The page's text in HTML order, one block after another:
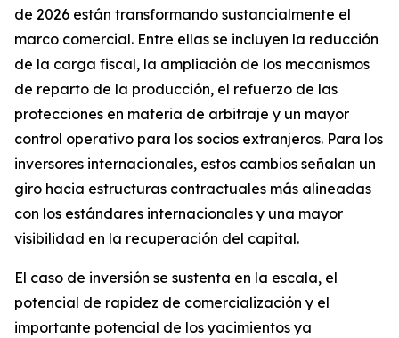
de 2026 están transformando sustancialmente el
marco comercial. Entre ellas se incluyen la reducción
de la carga fiscal, la ampliación de los mecanismos
de reparto de la producción, el refuerzo de las
protecciones en materia de arbitraje y un mayor
control operativo para los socios extranjeros. Para los
inversores internacionales, estos cambios señalan un
giro hacia estructuras contractuales más alineadas
con los estándares internacionales y una mayor
visibilidad en la recuperación del capital.
El caso de inversión se sustenta en la escala, el
potencial de rapidez de comercialización y el
importante potencial de los yacimientos ya